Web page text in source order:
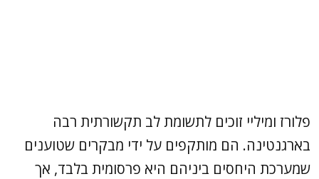
פלורז ומיליי זוכים לתשומת לב תקשורתית רבה
בארגנטינה. הם מותקפים על ידי מבקרים שטוענים
שמערכת היחסים ביניהם היא פרסומית בלבד, אך